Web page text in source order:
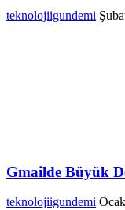
teknolojiigundemi
Gmailde Büyük
teknolojiigundemi